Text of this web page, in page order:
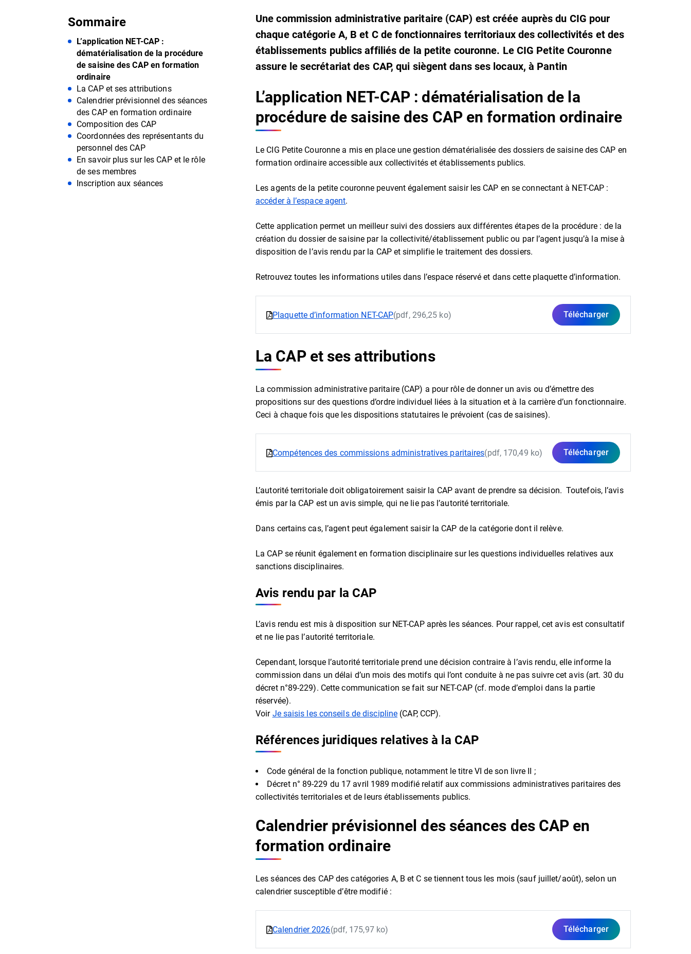
Sommaire
L’application NET-CAP :
dématérialisation de la procédure
de saisine des CAP en formation
ordinaire
La CAP et ses attributions
Calendrier prévisionnel des séances
des CAP en formation ordinaire
Composition des CAP
Coordonnées des représentants du
personnel des CAP
En savoir plus sur les CAP et le rôle
de ses membres
Inscription aux séances
Une commission administrative paritaire (CAP) est créée auprès du CIG pour
chaque catégorie A, B et C de fonctionnaires territoriaux des collectivités et des
établissements publics affiliés de la petite couronne. Le CIG Petite Couronne
assure le secrétariat des CAP, qui siègent dans ses locaux, à Pantin
L’application NET-CAP : dématérialisation de la
procédure de saisine des CAP en formation ordinaire
Le CIG Petite Couronne a mis en place une gestion dématérialisée des dossiers de saisine des CAP en
formation ordinaire accessible aux collectivités et établissements publics.
Les agents de la petite couronne peuvent également saisir les CAP en se connectant à NET-CAP :
accéder à l’espace agent.
Cette application permet un meilleur suivi des dossiers aux différentes étapes de la procédure : de la
création du dossier de saisine par la collectivité/établissement public ou par l’agent jusqu’à la mise à
disposition de l’avis rendu par la CAP et simplifie le traitement des dossiers.
Retrouvez toutes les informations utiles dans l’espace réservé et dans cette plaquette d’information.
Plaquette d’information NET-CAP(pdf, 296,25 ko) Télécharger
La CAP et ses attributions
La commission administrative paritaire (CAP) a pour rôle de donner un avis ou d’émettre des
propositions sur des questions d’ordre individuel liées à la situation et à la carrière d’un fonctionnaire.
Ceci à chaque fois que les dispositions statutaires le prévoient (cas de saisines).
Compétences des commissions administratives paritaires(pdf, 170,49 ko) Télécharger
L’autorité territoriale doit obligatoirement saisir la CAP avant de prendre sa décision. Toutefois, l’avis
émis par la CAP est un avis simple, qui ne lie pas l’autorité territoriale.
Dans certains cas, l’agent peut également saisir la CAP de la catégorie dont il relève.
La CAP se réunit également en formation disciplinaire sur les questions individuelles relatives aux
sanctions disciplinaires.
Avis rendu par la CAP
L’avis rendu est mis à disposition sur NET-CAP après les séances. Pour rappel, cet avis est consultatif
et ne lie pas l’autorité territoriale.
Cependant, lorsque l’autorité territoriale prend une décision contraire à l’avis rendu, elle informe la
commission dans un délai d’un mois des motifs qui l’ont conduite à ne pas suivre cet avis (art. 30 du
décret n°89-229). Cette communication se fait sur NET-CAP (cf. mode d’emploi dans la partie
réservée).
Voir Je saisis les conseils de discipline (CAP, CCP).
Références juridiques relatives à la CAP
Code général de la fonction publique, notamment le titre VI de son livre II ;
Décret n° 89-229 du 17 avril 1989 modifié relatif aux commissions administratives paritaires des
collectivités territoriales et de leurs établissements publics.
Calendrier prévisionnel des séances des CAP en
formation ordinaire
Les séances des CAP des catégories A, B et C se tiennent tous les mois (sauf juillet/août), selon un
calendrier susceptible d’être modifié :
Calendrier 2026(pdf, 175,97 ko) Télécharger